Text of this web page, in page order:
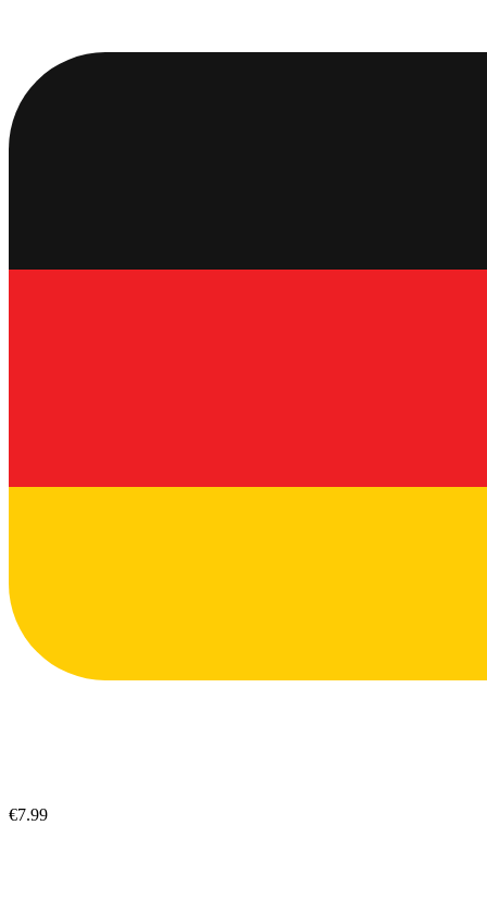
€7.99